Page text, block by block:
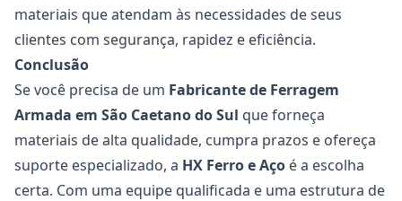
materiais que atendam às necessidades de seus
clientes com segurança, rapidez e eficiência.
Conclusão
Se você precisa de um Fabricante de Ferragem
Armada em São Caetano do Sul que forneça
materiais de alta qualidade, cumpra prazos e ofereça
suporte especializado, a HX Ferro e Aço é a escolha
certa. Com uma equipe qualificada e uma estrutura de